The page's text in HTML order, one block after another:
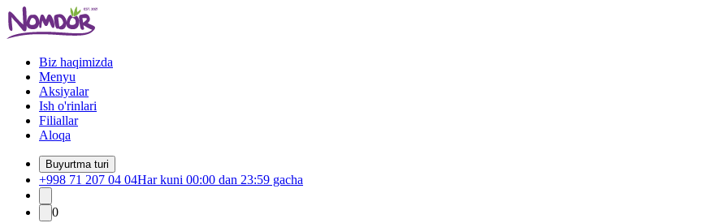
Biz haqimizda
Menyu
Aksiyalar
Ish o'rinlari
Filiallar
Aloqa
Buyurtma turi
+998 71 207 04 04Har kuni 00:00 dan 23:59 gacha
0